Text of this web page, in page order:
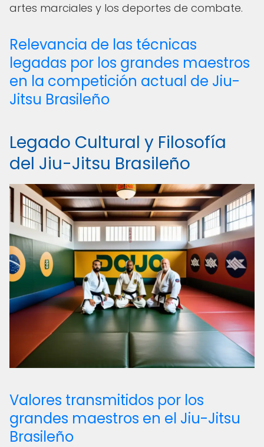
artes marciales y los deportes de combate.
Relevancia de las técnicas
legadas por los grandes maestros
en la competición actual de Jiu-
Jitsu Brasileño
Legado Cultural y Filosofía
del Jiu-Jitsu Brasileño
Valores transmitidos por los
grandes maestros en el Jiu-Jitsu
Brasileño